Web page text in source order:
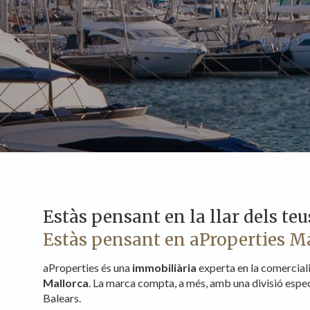
Estàs pensant en la llar dels
Estàs pensant en aProperties
aProperties és una immobiliària experta en la
Mallorca. La marca compta, a més, amb una divisió
Balears.
Aquest
de les
desitja,
compte